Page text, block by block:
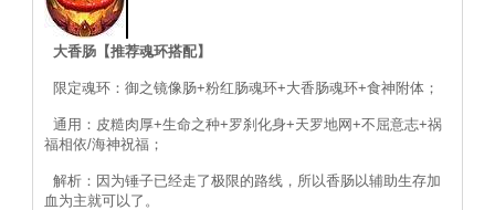
大香肠【推荐魂环搭配】
限定魂环：御之镜像肠+粉红肠魂环+大香肠魂环+食神附体；
通用：皮糙肉厚+生命之种+罗刹化身+天罗地网+不屈意志+祸
福相依/海神祝福；
解析：因为锤子已经走了极限的路线，所以香肠以辅助生存加
血为主就可以了。